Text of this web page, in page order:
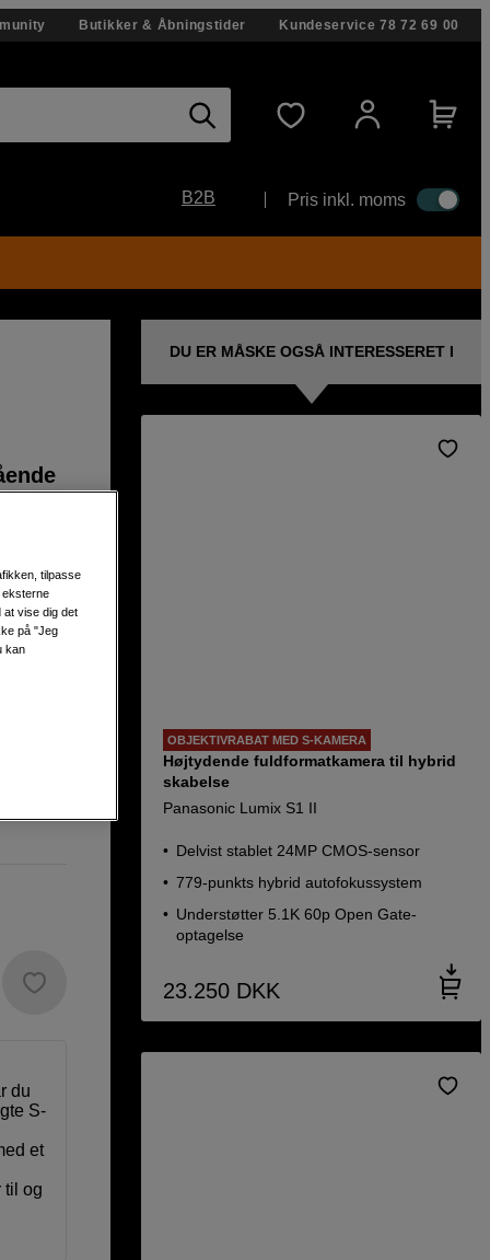
Butikker & Åbningstider Kundeservice 78 72 69 00
B2B Pris inkl. moms
du
S-
et
til og
DU ER MÅSKE OGSÅ INTERESSERET I
OBJEKTIVRABAT MED S-KAMERA
Højtydende fuldformatkamera til hybrid
skabelse
Panasonic Lumix S1 II
Delvist stablet 24MP CMOS-sensor
779-punkts hybrid autofokussystem
Understøtter 5.1K 60p Open Gate-
optagelse
23.250 DKK
tilpasse
eksterne
at vise dig det
på "Jeg
kan